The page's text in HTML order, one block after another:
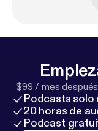
$99 / mes
Podcasts solo
20 horas de
Podcast